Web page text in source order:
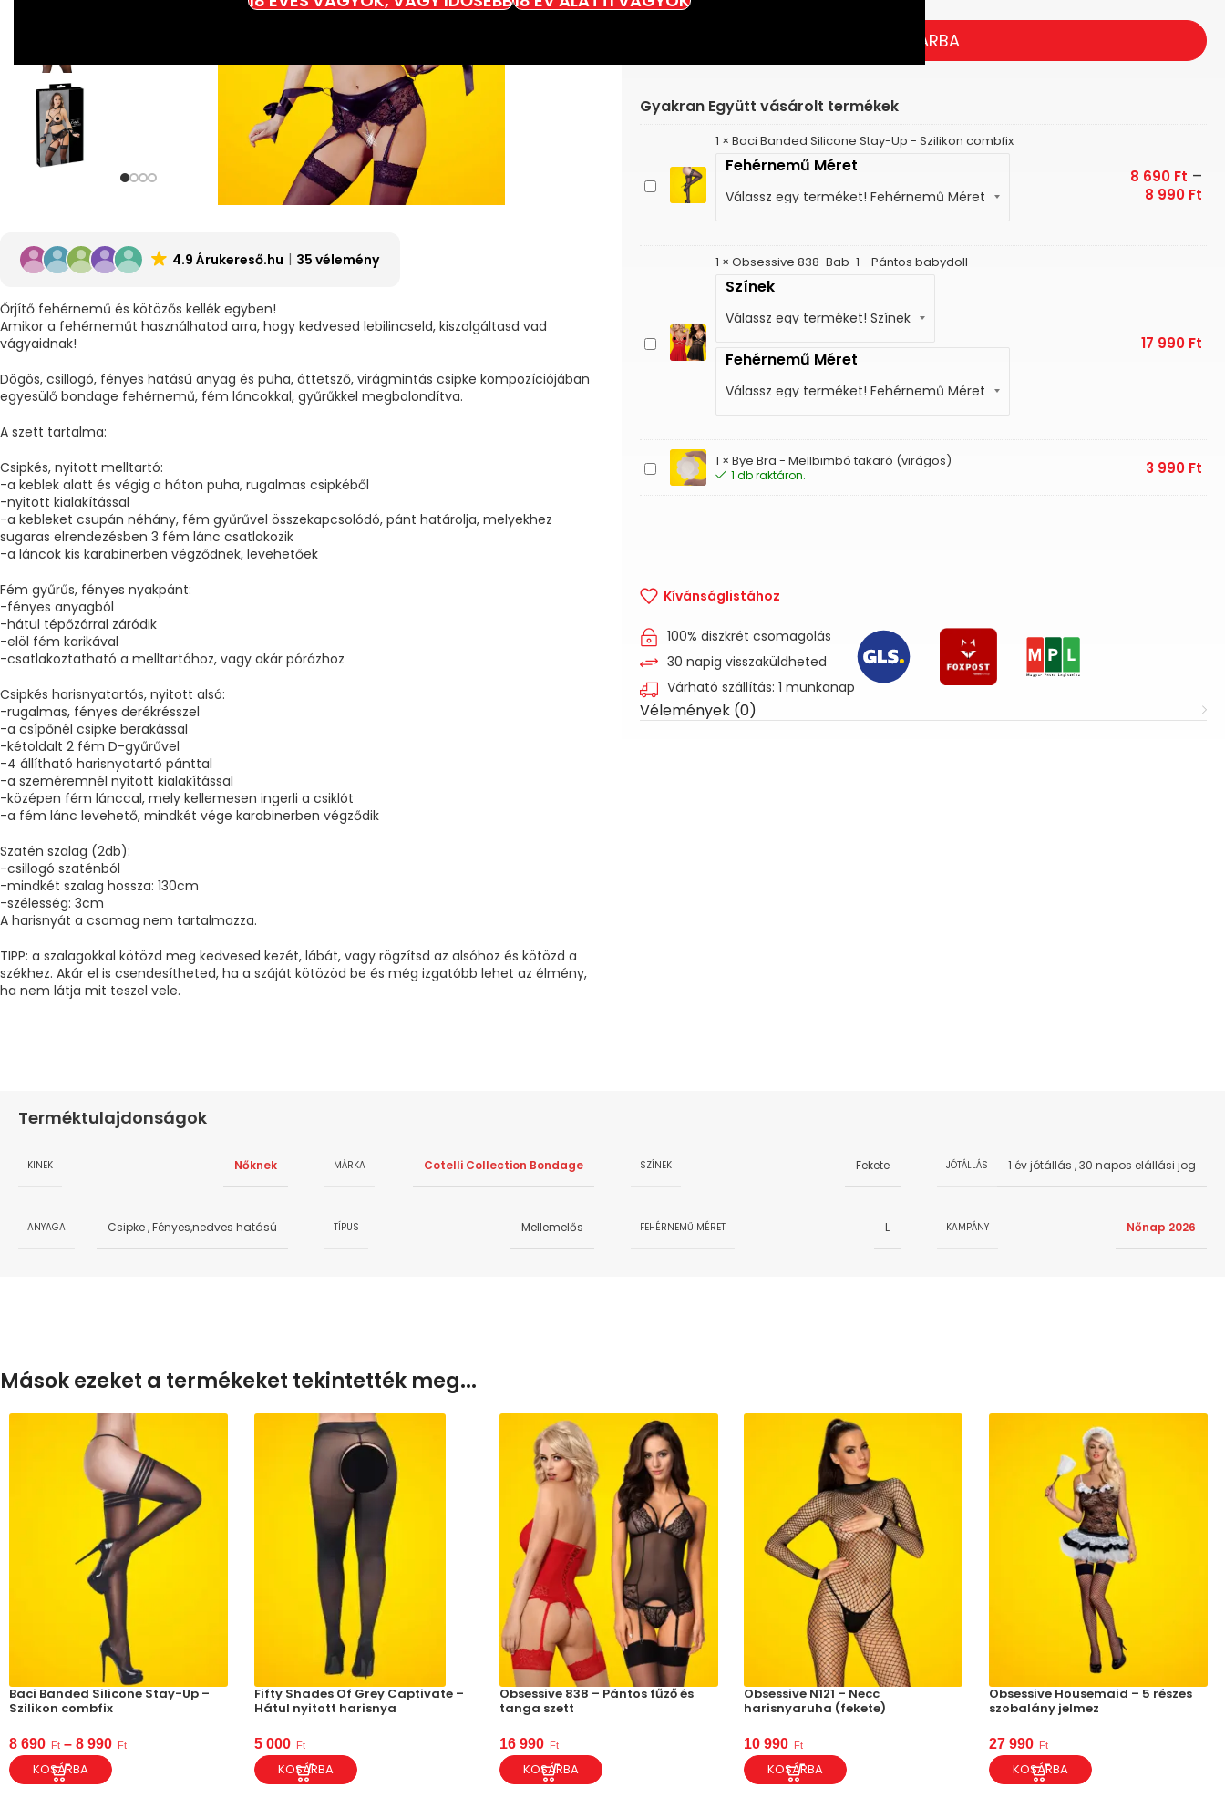
4.9 Árukereső.hu 35 vélemény
Őrjítő fehérnemű és kötözős kellék egyben!
Amikor a fehérneműt használhatod arra, hogy kedvesed lebilincseld, kiszolgáltasd vad
vágyaidnak!
Dögös, csillogó, fényes hatású anyag és puha, áttetsző, virágmintás csipke kompozíciójában
egyesülő bondage fehérnemű, fém láncokkal, gyűrűkkel megbolondítva.
A szett tartalma:
Csipkés, nyitott melltartó:
-a keblek alatt és végig a háton puha, rugalmas csipkéből
-nyitott kialakítással
-a kebleket csupán néhány, fém gyűrűvel összekapcsolódó, pánt határolja, melyekhez
sugaras elrendezésben 3 fém lánc csatlakozik
-a láncok kis karabinerben végződnek, levehetőek
Fém gyűrűs, fényes nyakpánt:
-fényes anyagból
-hátul tépőzárral záródik
-elöl fém karikával
-csatlakoztatható a melltartóhoz, vagy akár pórázhoz
Csipkés harisnyatartós, nyitott alsó:
-rugalmas, fényes derékrésszel
-a csípőnél csipke berakással
-kétoldalt 2 fém D-gyűrűvel
-4 állítható harisnyatartó pánttal
-a szeméremnél nyitott kialakítással
-középen fém lánccal, mely kellemesen ingerli a csiklót
-a fém lánc levehető, mindkét vége karabinerben végződik
Szatén szalag (2db):
-csillogó szaténból
-mindkét szalag hossza: 130cm
-szélesség: 3cm
A harisnyát a csomag nem tartalmazza.
TIPP: a szalagokkal kötözd meg kedvesed kezét, lábát, vagy rögzítsd az alsóhoz és kötözd a
székhez. Akár el is csendesítheted, ha a száját kötözöd be és még izgatóbb lehet az élmény,
ha nem látja mit teszel vele.
KOSÁRBA
Gyakran Együtt vásárolt termékek
Baci
Banded
1 × Baci Banded Silicone Stay-Up - Szilikon combfix
Fehérnemű Méret
8 690 Ft –
8 990 Ft
Obsessive
838-
babydoll
1 × Obsessive 838-Bab-1 - Pántos babydoll
Színek
Fehérnemű Méret
17 990 Ft
Bye
1 × Bye Bra - Mellbimbó takaró (virágos)
1 db raktáron. 3 990 Ft
Kívánságlistához
100% diszkrét csomagolás
30 napig visszaküldheted
Várható szállítás: 1 munkanap
Vélemények (0)
Terméktulajdonságok
KINEK Nőknek MÁRKA Cotelli Collection Bondage SZÍNEK Fekete JÓTÁLLÁS 1 év jótállás ,30 napos elállási jog
ANYAGA Csipke,Fényes,nedves hatású TÍPUS Mellemelős FEHÉRNEMŰ MÉRET L KAMPÁNY Nőnap 2026
Mások ezeket a termékeket tekintették meg...
Baci Banded Silicone Stay-Up –
Szilikon combfix
8 690 Ft – 8 990 Ft
KOSÁRBA
Fifty Shades Of Grey Captivate –
Hátul nyitott harisnya
5 000 Ft
KOSÁRBA
Obsessive 838 – Pántos fűző és
tanga szett
16 990 Ft
KOSÁRBA
Obsessive N121 – Necc
harisnyaruha (fekete)
10 990 Ft
KOSÁRBA
Obsessive Housemaid – 5 részes
szobalány jelmez
27 990 Ft
KOSÁRBA